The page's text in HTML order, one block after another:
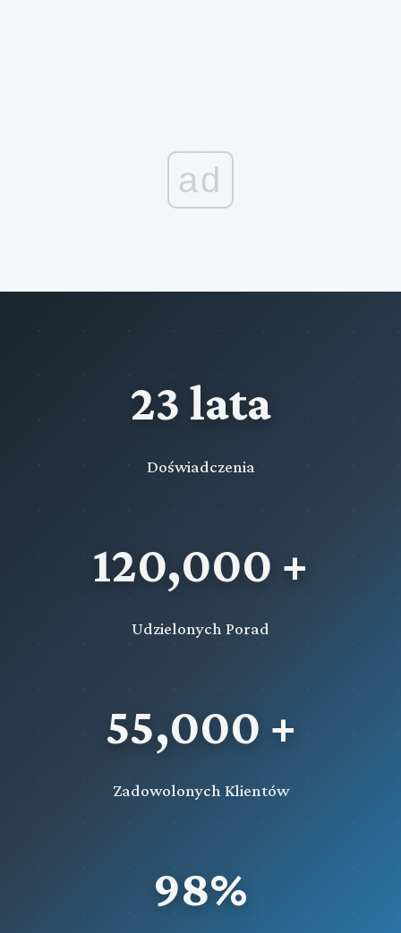
ad
23 lata
Doświadczenia
120,000 +
Udzielonych Porad
55,000 +
Zadowolonych Klientów
98%